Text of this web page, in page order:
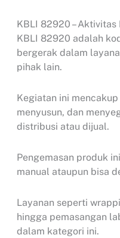
KBLI 82920 – Aktivitas
KBLI 82920 adalah
bergerak dalam
pihak lain.
Kegiatan ini
menyusun, dan
distribusi atau dijual.
Pengemasan produk
manual ataupun bisa
Layanan seperti
hingga pemasangan
dalam kategori ini.